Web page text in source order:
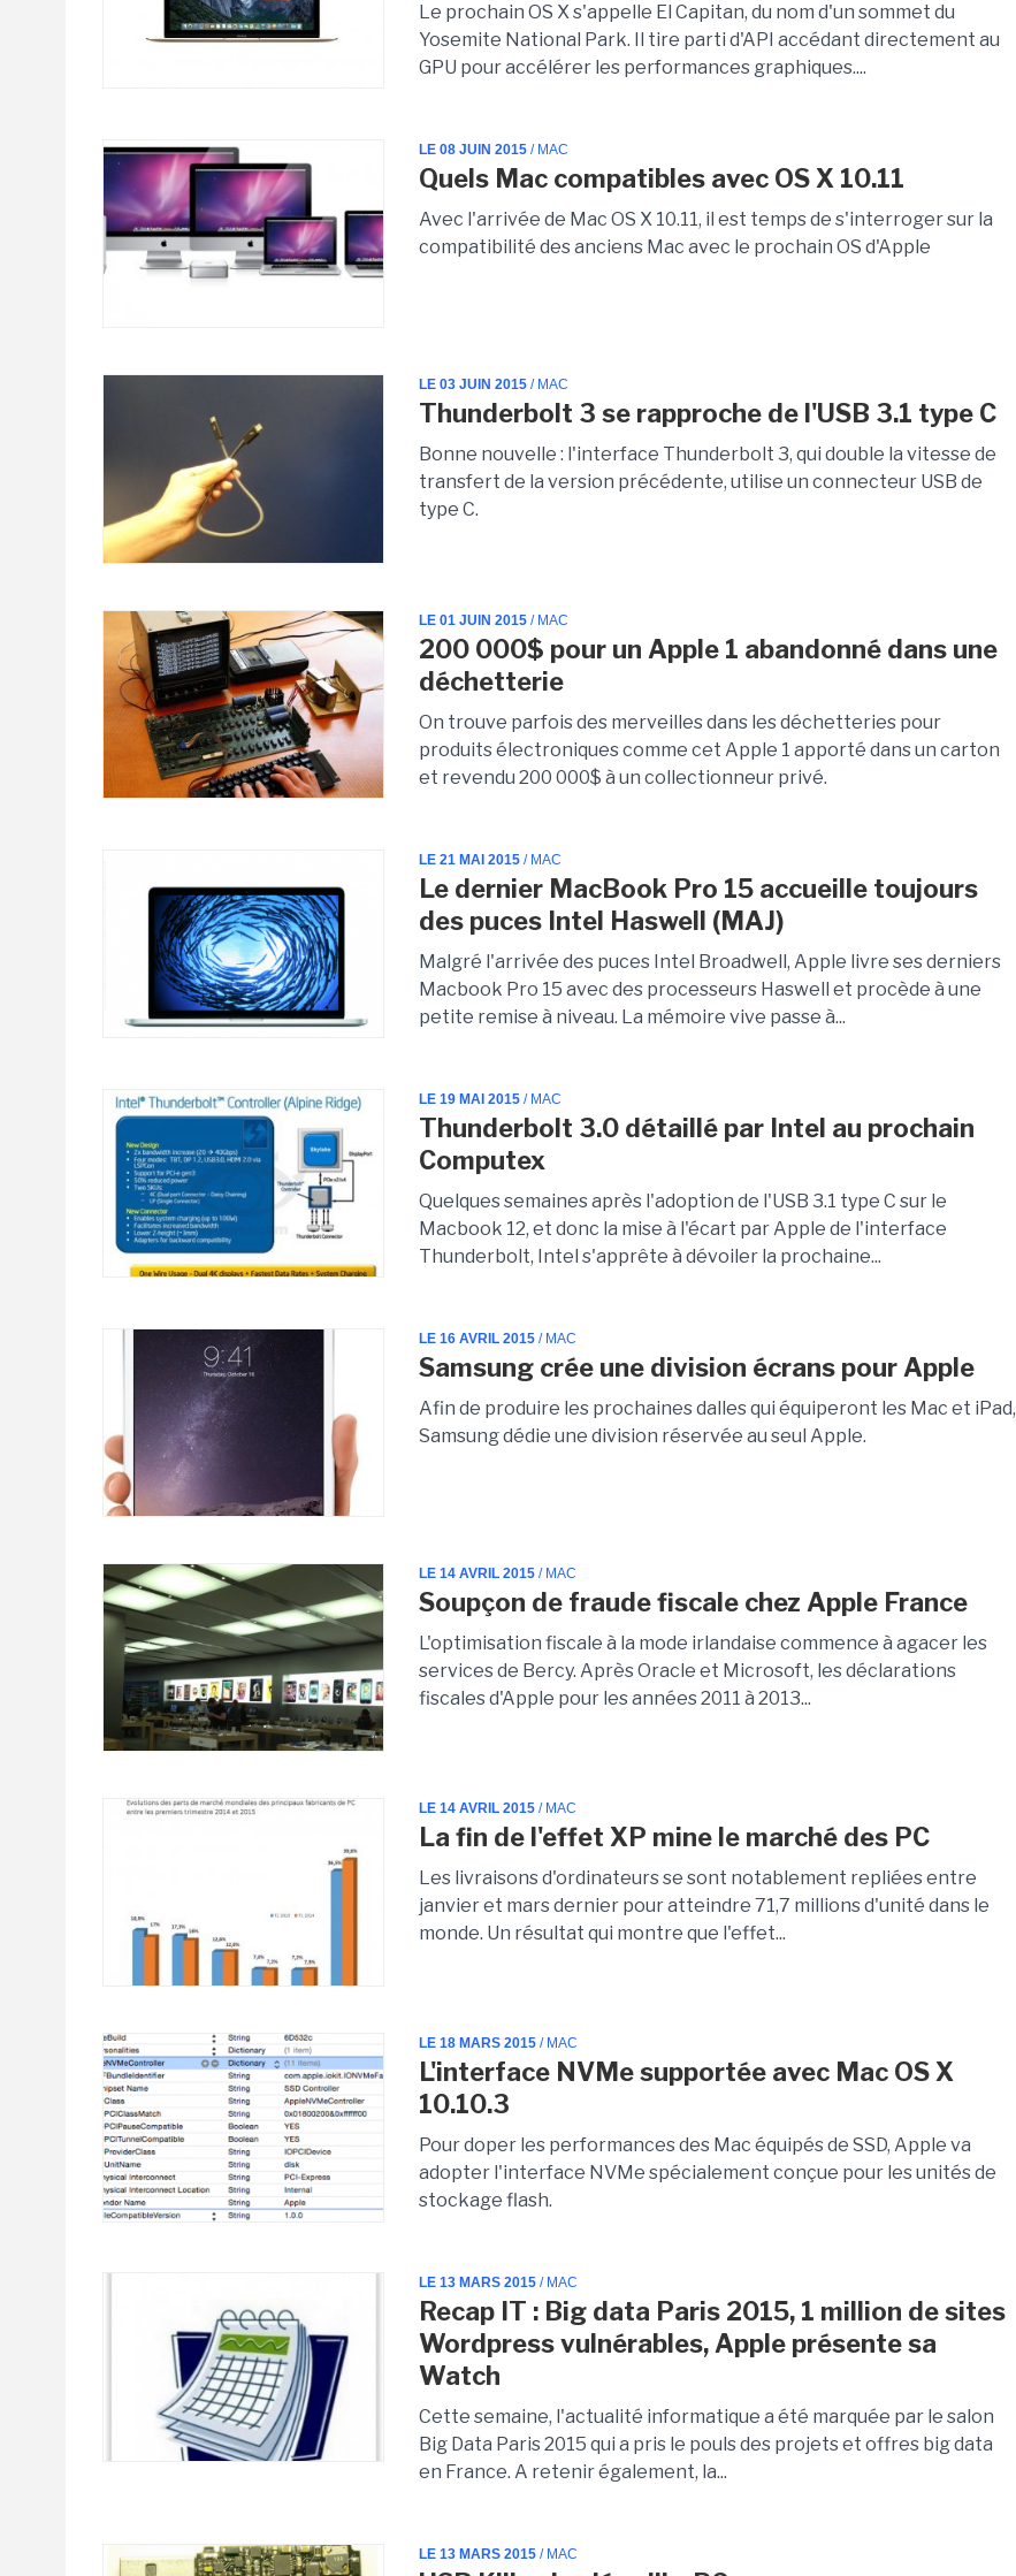
Le prochain OS X s'appelle El Capitan, du nom d'un sommet du
Yosemite National Park. Il tire parti d'API accédant directement au
GPU pour accélérer les performances graphiques....
LE 08 JUIN 2015 / MAC
Quels Mac compatibles avec OS X 10.11
Avec l'arrivée de Mac OS X 10.11, il est temps de s'interroger sur la
compatibilité des anciens Mac avec le prochain OS d'Apple
LE 03 JUIN 2015 / MAC
Thunderbolt 3 se rapproche de l'USB 3.1 type C
Bonne nouvelle : l'interface Thunderbolt 3, qui double la vitesse de
transfert de la version précédente, utilise un connecteur USB de
type C.
LE 01 JUIN 2015 / MAC
200 000$ pour un Apple 1 abandonné dans une
déchetterie
On trouve parfois des merveilles dans les déchetteries pour
produits électroniques comme cet Apple 1 apporté dans un carton
et revendu 200 000$ à un collectionneur privé.
LE 21 MAI 2015 / MAC
Le dernier MacBook Pro 15 accueille toujours
des puces Intel Haswell (MAJ)
Malgré l'arrivée des puces Intel Broadwell, Apple livre ses derniers
Macbook Pro 15 avec des processeurs Haswell et procède à une
petite remise à niveau. La mémoire vive passe à...
LE 19 MAI 2015 / MAC
Thunderbolt 3.0 détaillé par Intel au prochain
Computex
Quelques semaines après l'adoption de l'USB 3.1 type C sur le
Macbook 12, et donc la mise à l'écart par Apple de l'interface
Thunderbolt, Intel s'apprête à dévoiler la prochaine...
LE 16 AVRIL 2015 / MAC
Samsung crée une division écrans pour Apple
Afin de produire les prochaines dalles qui équiperont les Mac et iPad,
Samsung dédie une division réservée au seul Apple.
LE 14 AVRIL 2015 / MAC
Soupçon de fraude fiscale chez Apple France
L'optimisation fiscale à la mode irlandaise commence à agacer les
services de Bercy. Après Oracle et Microsoft, les déclarations
fiscales d'Apple pour les années 2011 à 2013...
LE 14 AVRIL 2015 / MAC
La fin de l'effet XP mine le marché des PC
Les livraisons d'ordinateurs se sont notablement repliées entre
janvier et mars dernier pour atteindre 71,7 millions d'unité dans le
monde. Un résultat qui montre que l'effet...
LE 18 MARS 2015 / MAC
L'interface NVMe supportée avec Mac OS X
10.10.3
Pour doper les performances des Mac équipés de SSD, Apple va
adopter l'interface NVMe spécialement conçue pour les unités de
stockage flash.
LE 13 MARS 2015 / MAC
Recap IT : Big data Paris 2015, 1 million de sites
Wordpress vulnérables, Apple présente sa
Watch
Cette semaine, l'actualité informatique a été marquée par le salon
Big Data Paris 2015 qui a pris le pouls des projets et offres big data
en France. A retenir également, la...
LE 13 MARS 2015 / MAC